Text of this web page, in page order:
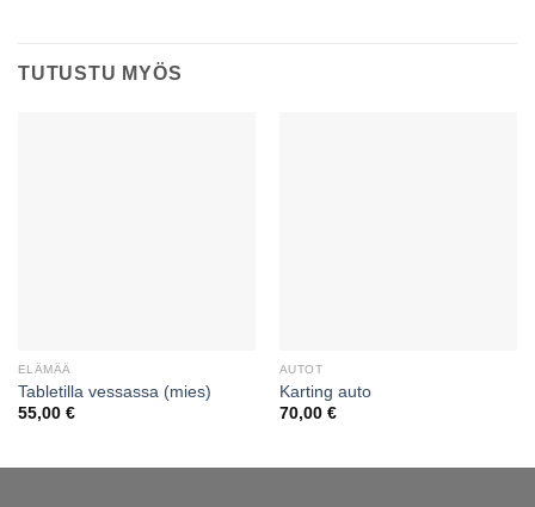
TUTUSTU MYÖS
ELÄMÄÄ
Tabletilla vessassa (mies)
55,00 €
AUTOT
Karting auto
70,00 €